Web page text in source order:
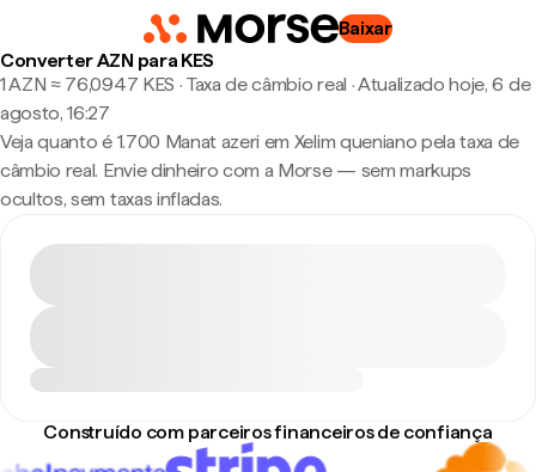
Baixar
Converter AZN para KES
1 AZN ≈ 76,0947 KES · Taxa de câmbio real ·Atualizado hoje, 6 de
agosto, 16:27
Veja quanto é 1.700 Manat azeri em Xelim queniano pela taxa de
câmbio real. Envie dinheiro com a Morse — sem markups
ocultos, sem taxas infladas.
Construído com parceiros financeiros de confiança